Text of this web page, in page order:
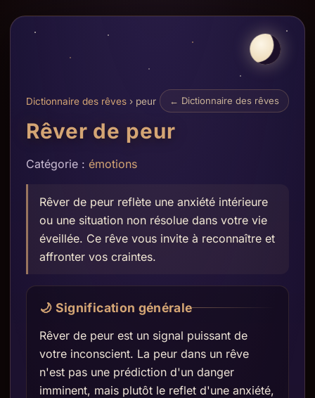
Dictionnaire des rêves › peur ← Dictionnaire des rêves
Rêver de peur
Catégorie : émotions
Rêver de peur reflète une anxiété intérieure
ou une situation non résolue dans votre vie
éveillée. Ce rêve vous invite à reconnaître et
affronter vos craintes.
🌙 Signification générale
Rêver de peur est un signal puissant de
votre inconscient. La peur dans un rêve
n'est pas une prédiction d'un danger
imminent, mais plutôt le reflet d'une anxiété,